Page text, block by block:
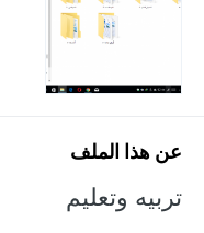
عن هذا الملف
تربيه وتعليم